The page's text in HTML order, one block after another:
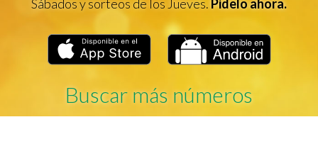
Sábados y sorteos de los Jueves.Pidelo ahora.
Buscar más números